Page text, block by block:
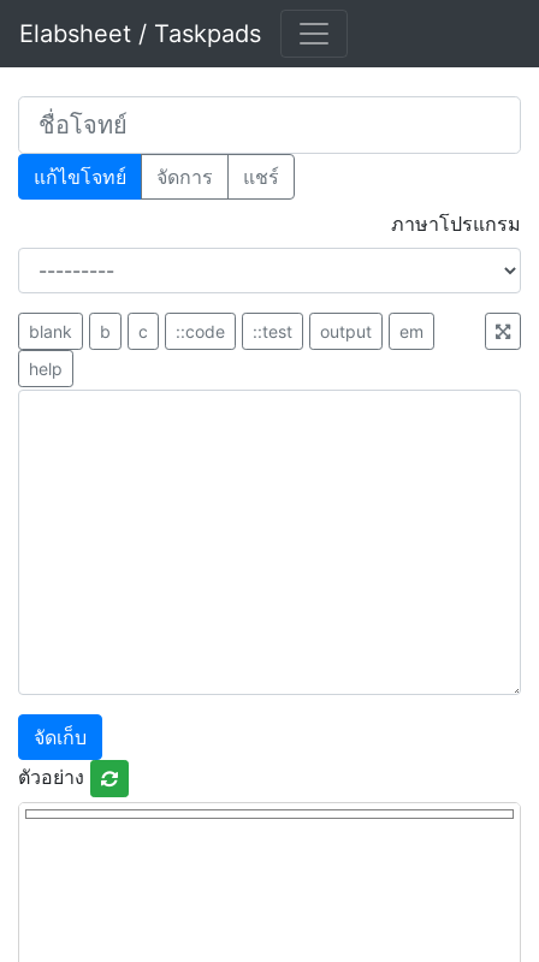
Elabsheet / Taskpads
แก้ไขโจทย์ จัดการ
แชร์
ภาษาโปรแกรม
blank b c ::code ::test output
em
help
จัดเก็บ
ตัวอย่าง